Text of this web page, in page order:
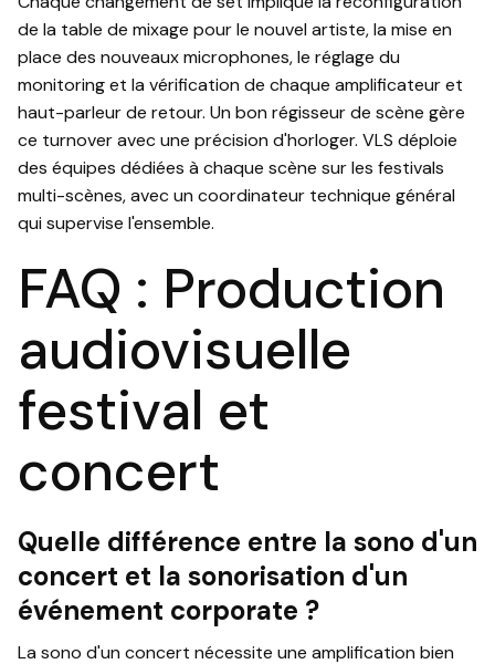
de la table de mixage pour le nouvel artiste, la mise en
place des nouveaux microphones, le réglage du
monitoring et la vérification de chaque amplificateur et
haut-parleur de retour. Un bon régisseur de scène gère
ce turnover avec une précision d'horloger. VLS déploie
des équipes dédiées à chaque scène sur les festivals
multi-scènes, avec un coordinateur technique général
qui supervise l'ensemble.
FAQ : Production
audiovisuelle
festival et
concert
Quelle différence entre la sono d'un
concert et la sonorisation d'un
événement corporate ?
La sono d'un concert nécessite une amplification bien